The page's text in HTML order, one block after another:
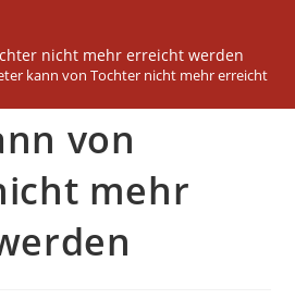
nicht mehr erreicht werden
kann von Tochter nicht mehr erreicht
von
mehr